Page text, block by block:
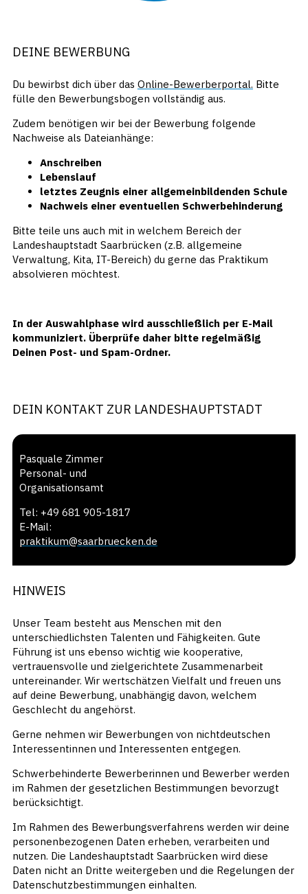
DEINE BEWERBUNG
Du bewirbst dich über das Online-Bewerberportal. Bitte
fülle den Bewerbungsbogen vollständig aus.
Zudem benötigen wir bei der Bewerbung folgende
Nachweise als Dateianhänge:
Anschreiben
Lebenslauf
letztes Zeugnis einer allgemeinbildenden Schule
Nachweis einer eventuellen Schwerbehinderung
Bitte teile uns auch mit in welchem Bereich der
Landeshauptstadt Saarbrücken (z.B. allgemeine
Verwaltung, Kita, IT-Bereich) du gerne das Praktikum
absolvieren möchtest.
In der Auswahlphase wird ausschließlich per E-Mail
kommuniziert. Überprüfe daher bitte regelmäßig
Deinen Post- und Spam-Ordner.
DEIN KONTAKT ZUR LANDESHAUPTSTADT
Pasquale Zimmer
Personal- und
Organisationsamt
Tel: +49 681 905-1817
E-Mail:
praktikum@saarbruecken.de
HINWEIS
Unser Team besteht aus Menschen mit den
unterschiedlichsten Talenten und Fähigkeiten. Gute
Führung ist uns ebenso wichtig wie kooperative,
vertrauensvolle und zielgerichtete Zusammenarbeit
untereinander. Wir wertschätzen Vielfalt und freuen uns
auf deine Bewerbung, unabhängig davon, welchem
Geschlecht du angehörst.
Gerne nehmen wir Bewerbungen von nichtdeutschen
Interessentinnen und Interessenten entgegen.
Schwerbehinderte Bewerberinnen und Bewerber werden
im Rahmen der gesetzlichen Bestimmungen bevorzugt
berücksichtigt.
Im Rahmen des Bewerbungsverfahrens werden wir deine
personenbezogenen Daten erheben, verarbeiten und
nutzen. Die Landeshauptstadt Saarbrücken wird diese
Daten nicht an Dritte weitergeben und die Regelungen der
Datenschutzbestimmungen einhalten.